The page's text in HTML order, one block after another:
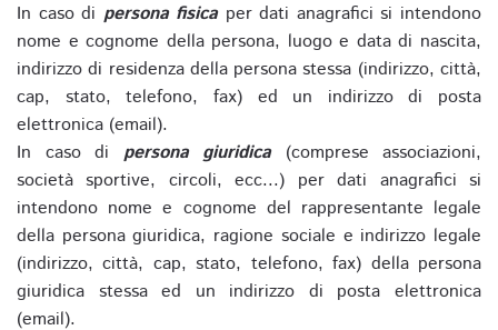
In caso di persona fisicaper dati anagrafici si intendono
nome e cognome della persona, luogo e data di nascita,
indirizzo di residenza della persona stessa (indirizzo, città,
cap, stato, telefono, fax) ed un indirizzo di posta
elettronica (email).
In caso di persona giuridica(comprese associazioni,
società sportive, circoli, ecc...) per dati anagrafici si
intendono nome e cognome del rappresentante legale
della persona giuridica, ragione sociale e indirizzo legale
(indirizzo, città, cap, stato, telefono, fax) della persona
giuridica stessa ed un indirizzo di posta elettronica
(email).